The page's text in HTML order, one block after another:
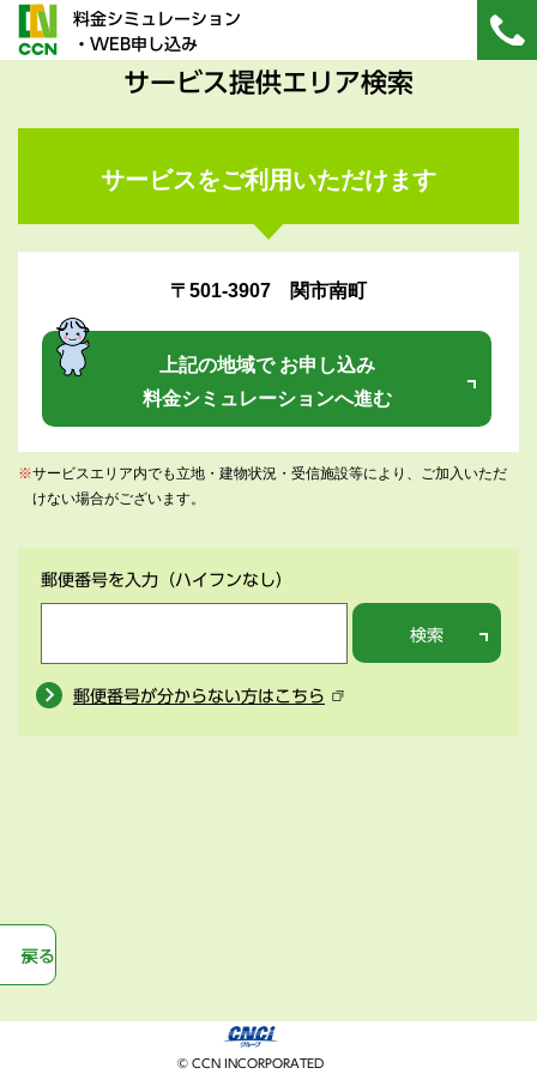
料金シミュレーション
・WEB申し込み
サービス提供エリア検索
サービスをご利用いただけます
〒501-3907 関市南町
上記の地域で お申し込み
料金シミュレーションへ進む
※サービスエリア内でも立地・建物状況・受信施設等により、ご加入いただ
けない場合がございます。
郵便番号を入力 （ハイフンなし）
検索
郵便番号が分からない方はこちら
戻る
© CCN INCORPORATED